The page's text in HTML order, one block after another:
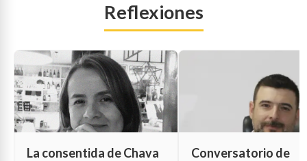
Reflexiones
La consentida de Chava
Conversatorio de